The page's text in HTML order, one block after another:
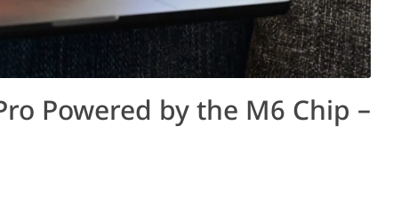
Powered by the M6 Chip –